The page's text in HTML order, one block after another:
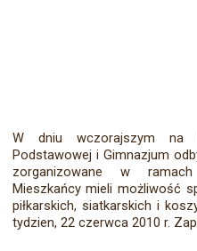
W dniu wczorajszym na
Podstawowej i Gimnazjum
zorganizowane w
Mieszkańcy mieli możliwość
piłkarskich, siatkarskich i
tydzien, 22 czerwca 2010 r.